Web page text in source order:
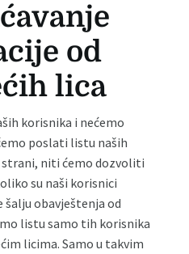
od
lica
korisnika i nećemo
poslati listu naših
niti ćemo dozvoliti
su naši korisnici
šalju obavještenja od
listu samo tih korisnika
licima. Samo u takvim